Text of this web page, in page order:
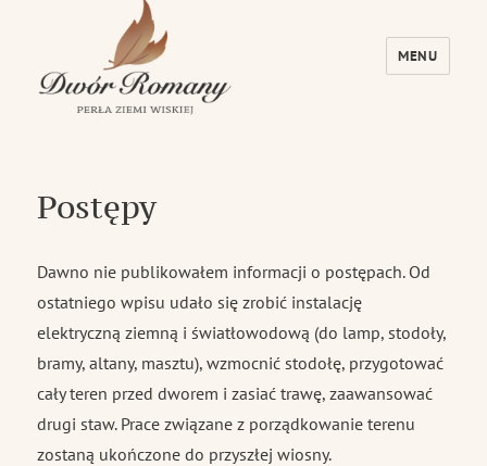
MENU
Postępy
Dawno nie publikowałem informacji o postępach. Od
ostatniego wpisu udało się zrobić instalację
elektryczną ziemną i światłowodową (do lamp, stodoły,
bramy, altany, masztu), wzmocnić stodołę, przygotować
cały teren przed dworem i zasiać trawę, zaawansować
drugi staw. Prace związane z porządkowanie terenu
zostaną ukończone do przyszłej wiosny.